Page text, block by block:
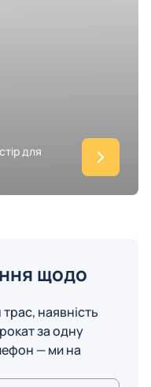
для
щодо
наявність
за одну
— ми на